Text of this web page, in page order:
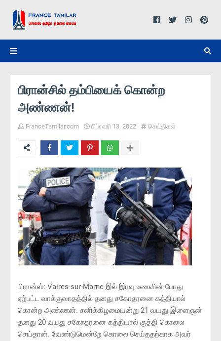
பிரான்சில் தம்பியைக் கொன்ற
அண்ணன்!
FranceTamilar.com பிப்ரவரி 13, 2022 செய்திகள்
பிரான்ஸ்: Vaires-sur-Marne இல் இரவு உணவின் போது
ஏற்பட்ட வாக்குவாதத்தில் தனது சகோதரனை கத்தியால்
கொன்ற அண்ணன். சனிக்கிழமையன்று 21 வயது இளைஞன்
தனது 20 வயது சகோதரனை கத்தியால் குத்தி கொலை
செய்தான். வேண்டுமென்றே கொலை செய்ததற்காக அவர்